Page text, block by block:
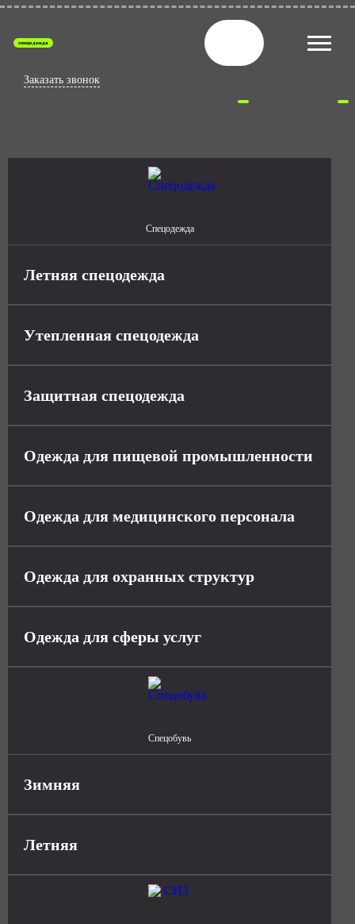
спецодежда
Заказать звонок
Спецодежда
Летняя спецодежда
Утепленная спецодежда
Защитная спецодежда
Одежда для пищевой промышленности
Одежда для медицинского персонала
Одежда для охранных структур
Одежда для сферы услуг
Спецобувь
Зимняя
Летняя